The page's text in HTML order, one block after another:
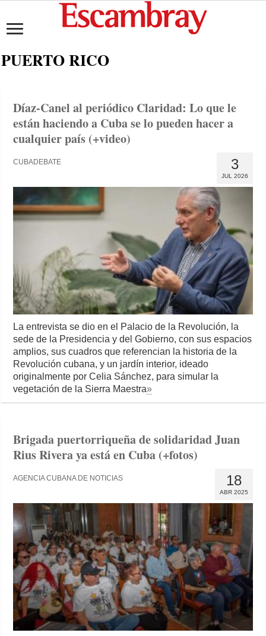
PUERTO RICO
Díaz-Canel al periódico Claridad: Lo que le
están haciendo a Cuba se lo pueden hacer a
cualquier país (+video)
3
JUL 2026
CUBADEBATE
La entrevista se dio en el Palacio de la Revolución, la
sede de la Presidencia y del Gobierno, con sus espacios
amplios, sus cuadros que referencian la historia de la
Revolución cubana, y un jardín interior, ideado
originalmente por Celia Sánchez, para simular la
vegetación de la Sierra Maestra»
Brigada puertorriqueña de solidaridad Juan
Rius Rivera ya está en Cuba (+fotos)
18
ABR 2025
AGENCIA CUBANA DE NOTICIAS